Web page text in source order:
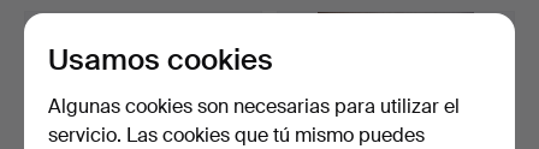
Usamos cookies
Algunas cookies son necesarias para utilizar el
servicio. Las cookies que tú mismo puedes